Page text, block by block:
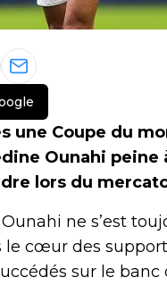
une Coupe du
Ounahi peine
lors du
ne s’est
le cœur des
sur le banc